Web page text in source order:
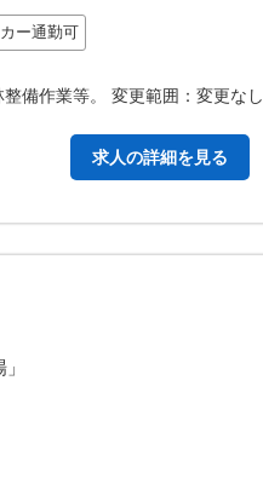
ー通勤可
備作業等。 変更範囲：変更なし
求人の詳細を見る